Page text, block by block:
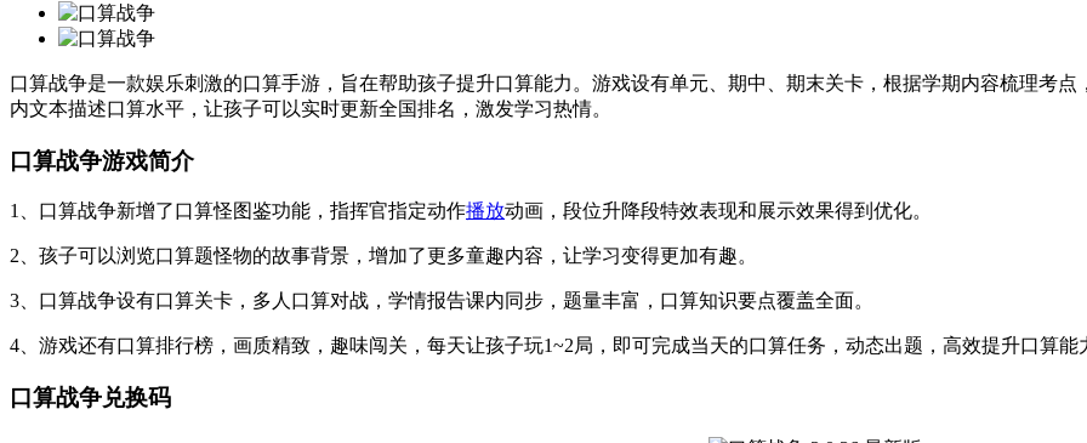
口算战争是一款娱乐刺激的口算手游，旨在帮助孩子提升口算能力。游戏设有单元、期中、期末关卡，根据学期内容梳理考
内文本描述口算水平，让孩子可以实时更新全国排名，激发学习热情。
口算战争游戏简介
1、口算战争新增了口算怪图鉴功能，指挥官指定动作播放动画，段位升降段特效表现和展示效果得到优化。
2、孩子可以浏览口算题怪物的故事背景，增加了更多童趣内容，让学习变得更加有趣。
3、口算战争设有口算关卡，多人口算对战，学情报告课内同步，题量丰富，口算知识要点覆盖全面。
4、游戏还有口算排行榜，画质精致，趣味闯关，每天让孩子玩1~2局，即可完成当天的口算任务，动态出题，高效提升口算能
口算战争兑换码